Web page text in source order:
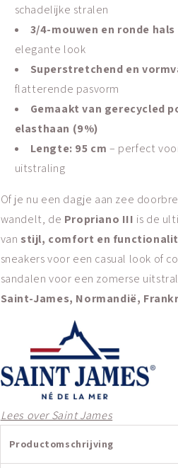
schadelijke stralen
3/4-mouwen en ronde hals
elegante look
Superstretchend en
flatterende pasvorm
Gemaakt van gerecycled
elasthaan (9%)
Lengte: 95 cm – perfect
uitstraling
Of je nu een dagje aan zee
wandelt, de Propriano III is de
van stijl, comfort en
sneakers voor een casual look of
sandalen voor een zomerse
Saint-James, Normandië,
Lees over Saint James
Productomschrijving